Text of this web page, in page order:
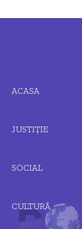
ACASA
JUSTIȚIE
SOCIAL
CULTURĂ